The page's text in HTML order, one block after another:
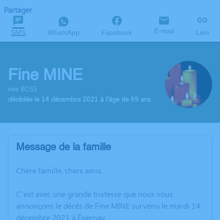
Partager
SMS WhatsApp Facebook E-mail Lien
Fine MINE
née BOSS
décédée le 14 décembre 2021 à l'âge de 69 ans
Message de la famille
Chère famille, chers amis,
C’est avec une grande tristesse que nous vous
annonçons le décès de Fine MINE survenu le mardi 14
décembre 2021 à Épernay.